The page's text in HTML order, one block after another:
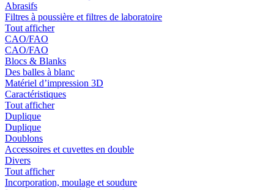
Abrasifs
Filtres à poussière et filtres de laboratoire
Tout afficher
CAO/FAO
CAO/FAO
Blocs & Blanks
Des balles à blanc
Matériel d’impression 3D
Caractéristiques
Tout afficher
Duplique
Duplique
Doublons
Accessoires et cuvettes en double
Divers
Tout afficher
Incorporation, moulage et soudure